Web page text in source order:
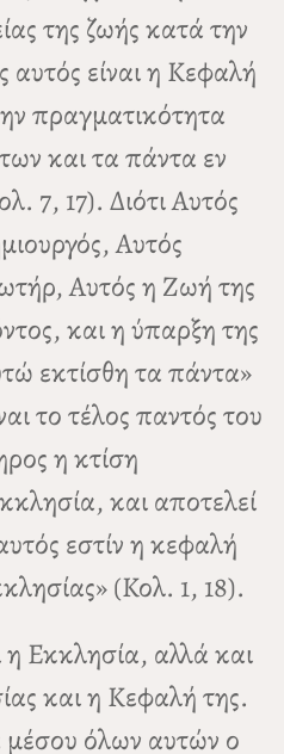
της ζωής κατά την
είναι η Κεφαλή
πραγματικότητα
και τα πάντα εν
7, 17). Διότι Αυτός
Αυτός
Αυτός η Ζωή της
και η ύπαρξη της
εκτίσθη τα πάντα»
το τέλος παντός του
η κτίση
και αποτελεί
εστίν η κεφαλή
(Κολ. 1, 18).
Εκκλησία, αλλά και
και η Κεφαλή της.
όλων αυτών ο